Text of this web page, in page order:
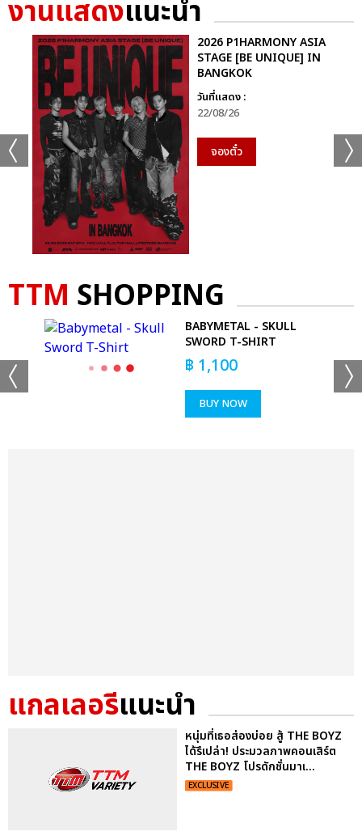
งานแสดงแนะนำ
2026 P1HARMONY ASIA
STAGE [BE UNIQUE] IN
BANGKOK
วันที่แสดง :
22/08/26
จองตั๋ว
TTM SHOPPING
BABYMETAL - SKULL
SWORD T-SHIRT
฿ 1,100
BUY NOW
แกลเลอรีแนะนำ
หนุ่มที่เธอส่องบ่อย สู้ THE BOYZ
ได้รึเปล่า! ประมวลภาพคอนเสิร์ต
THE BOYZ โปรดักชั่นมาเ...
EXCLUSIVE